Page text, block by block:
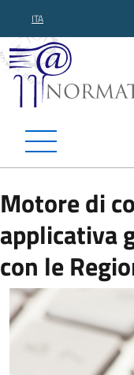
ITA
Motore di
applicativa
con le